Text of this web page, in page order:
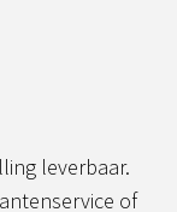
leverbaar.
of